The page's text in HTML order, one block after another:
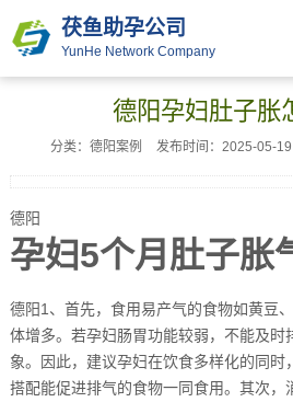
茯鱼助孕公司
YunHe Network Company
德阳孕妇肚子胀
分类：德阳案例 发布时间：2025-05-
德阳
孕妇5个月肚子胀
德阳1、首先，食用易产气的食物如黄豆
体增多。若孕妇肠胃功能较弱，不能及时
象。因此，建议孕妇在饮食多样化的同时
搭配能促进排气的食物一同食用。其次，